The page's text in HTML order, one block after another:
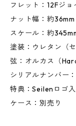
フレット：12Fジョ
ナット幅：約36mm
スケール：約
塗装：ウレタン（
弦：オルカス（
シリアルナンバー
特典：Seilenロゴ
ケース：別売り